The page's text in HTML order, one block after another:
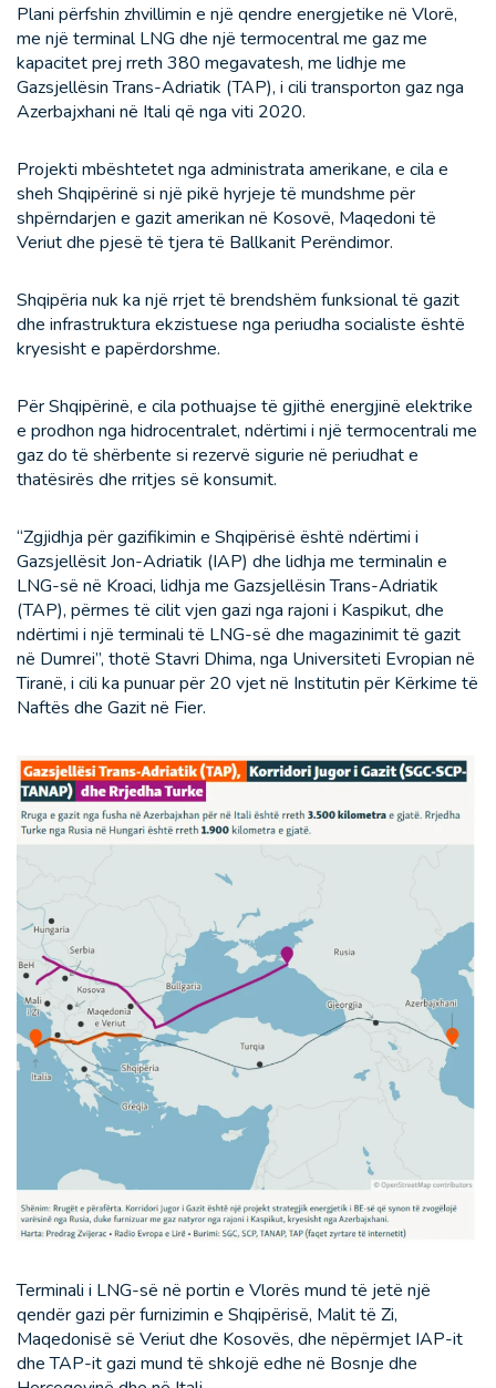
Plani përfshin zhvillimin e një qendre energjetike në Vlorë,
me një terminal LNG dhe një termocentral me gaz me
kapacitet prej rreth 380 megavatesh, me lidhje me
Gazsjellësin Trans-Adriatik (TAP), i cili transporton gaz nga
Azerbajxhani në Itali që nga viti 2020.
Projekti mbështetet nga administrata amerikane, e cila e
sheh Shqipërinë si një pikë hyrjeje të mundshme për
shpërndarjen e gazit amerikan në Kosovë, Maqedoni të
Veriut dhe pjesë të tjera të Ballkanit Perëndimor.
Shqipëria nuk ka një rrjet të brendshëm funksional të gazit
dhe infrastruktura ekzistuese nga periudha socialiste është
kryesisht e papërdorshme.
Për Shqipërinë, e cila pothuajse të gjithë energjinë elektrike
e prodhon nga hidrocentralet, ndërtimi i një termocentrali me
gaz do të shërbente si rezervë sigurie në periudhat e
thatësirës dhe rritjes së konsumit.
“Zgjidhja për gazifikimin e Shqipërisë është ndërtimi i
Gazsjellësit Jon-Adriatik (IAP) dhe lidhja me terminalin e
LNG-së në Kroaci, lidhja me Gazsjellësin Trans-Adriatik
(TAP), përmes të cilit vjen gazi nga rajoni i Kaspikut, dhe
ndërtimi i një terminali të LNG-së dhe magazinimit të gazit
në Dumrei”, thotë Stavri Dhima, nga Universiteti Evropian në
Tiranë, i cili ka punuar për 20 vjet në Institutin për Kërkime të
Naftës dhe Gazit në Fier.
Terminali i LNG-së në portin e Vlorës mund të jetë një
qendër gazi për furnizimin e Shqipërisë, Malit të Zi,
Maqedonisë së Veriut dhe Kosovës, dhe nëpërmjet IAP-it
dhe TAP-it gazi mund të shkojë edhe në Bosnje dhe